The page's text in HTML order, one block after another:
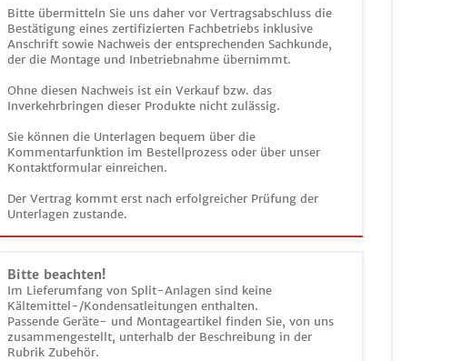
Bitte übermitteln Sie uns daher vor Vertragsabschluss die
Bestätigung eines zertifizierten Fachbetriebs inklusive
Anschrift sowie Nachweis der entsprechenden Sachkunde,
der die Montage und Inbetriebnahme übernimmt.
Ohne diesen Nachweis ist ein Verkauf bzw. das
Inverkehrbringen dieser Produkte nicht zulässig.
Sie können die Unterlagen bequem über die
Kommentarfunktion im Bestellprozess oder über unser
Kontaktformular einreichen.
Der Vertrag kommt erst nach erfolgreicher Prüfung der
Unterlagen zustande.
Bitte beachten!
Im Lieferumfang von Split-Anlagen sind keine
Kältemittel-/Kondensatleitungen enthalten.
Passende Geräte- und Montageartikel finden Sie, von uns
zusammengestellt, unterhalb der Beschreibung in der
Rubrik Zubehör.